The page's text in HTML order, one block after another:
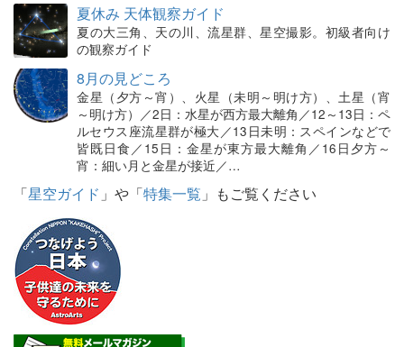
夏休み 天体観察ガイド
夏の大三角、天の川、流星群、星空撮影。初級者向け
の観察ガイド
8月の見どころ
金星（夕方～宵）、火星（未明～明け方）、土星（宵
～明け方）／2日：水星が西方最大離角／12～13日：ペ
ルセウス座流星群が極大／13日未明：スペインなどで
皆既日食／15日：金星が東方最大離角／16日夕方～
宵：細い月と金星が接近／…
「星空ガイド 」や「特集一覧 」もご覧ください